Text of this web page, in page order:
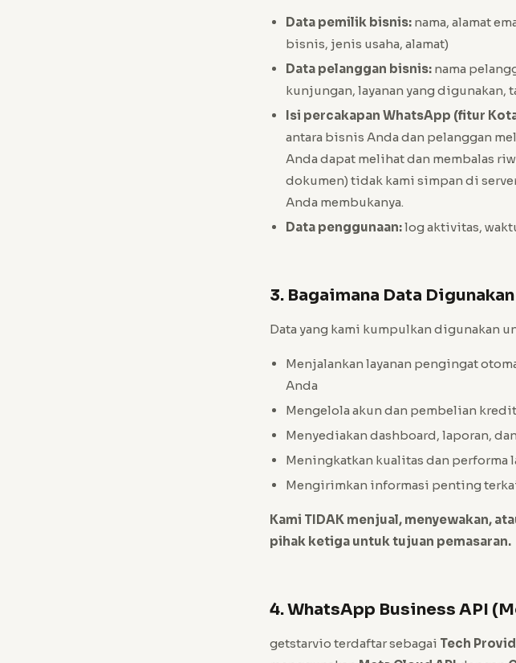
Data pemilik bisnis: nama, alamat
bisnis, jenis usaha, alamat)
Data pelanggan bisnis: nama
kunjungan, layanan yang digunakan,
Isi percakapan WhatsApp (fitur
antara bisnis Anda dan pelanggan
Anda dapat melihat dan membalas
dokumen) tidak kami simpan di
Anda membukanya.
Data penggunaan:log aktivitas,
3. Bagaimana Data Digunakan
Data yang kami kumpulkan digunakan
Menjalankan layanan pengingat
Anda
Mengelola akun dan pembelian
Menyediakan dashboard, laporan,
Meningkatkan kualitas dan performa
Mengirimkan informasi penting
Kami TIDAK menjual, menyewakan,
pihak ketiga untuk tujuan pemasaran.
4. WhatsApp Business API
getstarvio terdaftar sebagai Tech